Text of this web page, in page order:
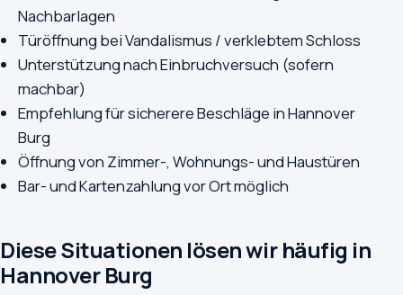
Nachbarlagen
Türöffnung bei Vandalismus / verklebtem Schloss
Unterstützung nach Einbruchversuch (sofern
machbar)
Empfehlung für sicherere Beschläge in Hannover
Burg
Öffnung von Zimmer-, Wohnungs- und Haustüren
Bar- und Kartenzahlung vor Ort möglich
Diese Situationen lösen wir häufig in
Hannover Burg